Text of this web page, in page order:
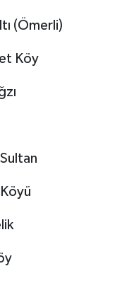
(Ömerli)
Köy